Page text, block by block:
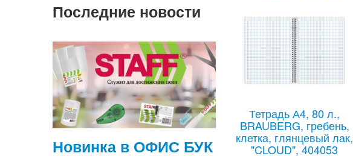
Последние новости
Новинка в ОФИС БУК
Самое время для
Тетрадь А4, 80 л.,
BRAUBERG, гребень,
клетка, глянцевый лак,
"CLOUD", 404053